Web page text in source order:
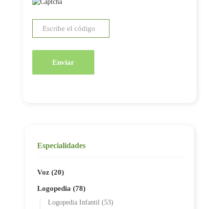
Enviar
Especialidades
Voz (20)
Logopedia (78)
Logopedia Infantil (53)